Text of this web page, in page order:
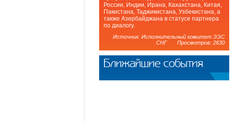
России, Индии, Ирана, Кахахстана, Китая,
Пакистана, Таджикистана, Узбекистана, а
также Азербайджана в статусе партнера
по диалогу.
Источник: Исполнительный комитет ЭЭС
СНГ Просмотров: 2630
Ближайшие события